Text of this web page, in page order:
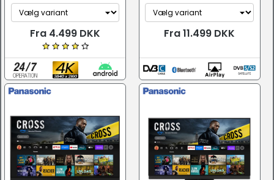
Fra 4.499 DKK Fra 11.499 DKK